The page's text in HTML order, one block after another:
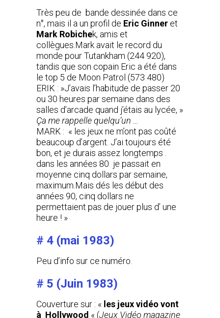
Très peu de bande dessinée dans ce
n°, mais il a un profil de Eric Ginner et
Mark Robichek, amis et
collègues.Mark avait le record du
monde pour Tutankham (244 920),
tandis que son copain Eric a été dans
le top 5 de Moon Patrol (573 480)
ERIK : »J’avais l’habitude de passer 20
ou 30 heures par semaine dans des
salles d’arcade quand j’étais au lycée, »
Ça me rappelle quelqu’un …
MARK : « les jeux ne m’ont pas coûté
beaucoup d’argent. J’ai toujours été
bon, et je durais assez longtemps .
dans les années 80 je passait en
moyenne cinq dollars par semaine,
maximum.Mais dés les début des
années 90, cinq dollars ne
permettaient pas de jouer plus d’ une
heure ! »
# 4 (mai 1983)
Peu d’info sur ce numéro.
# 5 (Juin 1983)
Couverture sur : « les jeux vidéo vont
à Hollywood « (Jeux Vidéo magazine